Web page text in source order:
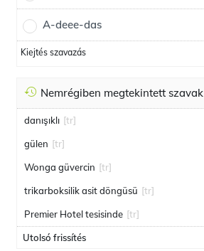
A-deee-das
Kiejtés szavazás
Nemrégiben megtekintett szavak
danışıklı [tr]
gülen [tr]
Wonga güvercin [tr]
trikarboksilik asit döngüsü [tr]
Premier Hotel tesisinde [tr]
Utolsó frissítés